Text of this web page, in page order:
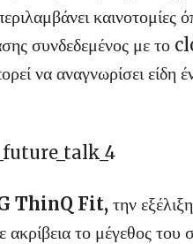
καινοτομίες
συνδεδεμένος με
αναγνωρίσει είδη
ThinQ Fit, την
το μέγεθος του